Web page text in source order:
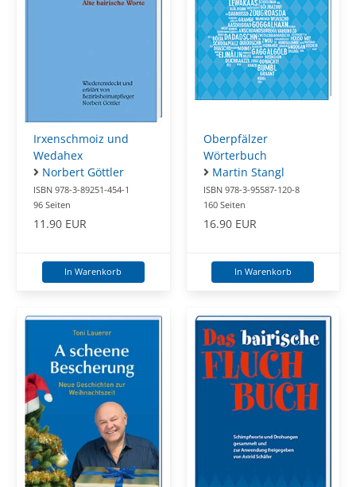
Irxenschmoiz und
Wedahex
Norbert Göttler
ISBN 978-3-89251-454-1
96 Seiten
11.90 EUR
In Warenkorb
Oberpfälzer
Wörterbuch
Martin Stangl
ISBN 978-3-95587-120-8
160 Seiten
16.90 EUR
In Warenkorb